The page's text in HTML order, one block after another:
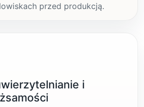
przed produkcją.
i